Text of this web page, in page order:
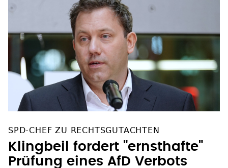
SPD-CHEF ZU RECHTSGUTACHTEN
Klingbeil fordert "ernsthafte"
Prüfung eines AfD Verbots